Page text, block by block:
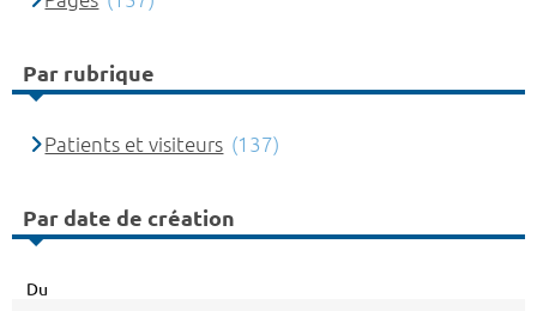
Par rubrique
Patients et visiteurs (137)
Par date de création
Du